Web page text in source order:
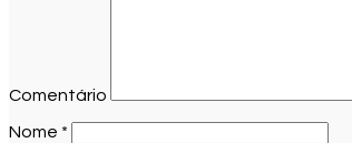
Comentário
Nome *